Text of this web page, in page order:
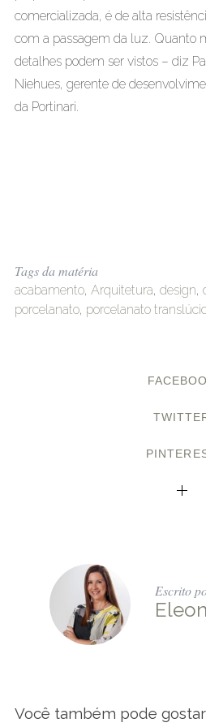
comercializada, é de alta
com a passagem da luz. Quanto
detalhes podem ser vistos – diz
Niehues, gerente de
da Portinari.
Tags da matéria
acabamento, Arquitetura, design,
porcelanato, porcelanato
Escrito
Você também pode gostar